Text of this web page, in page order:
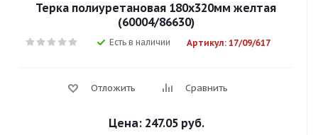
Терка полиуретановая 180х320мм желтая
(60004/86630)
Есть в наличии Артикул: 17/09/617
Отложить Сравнить
Цена: 247.05 руб.